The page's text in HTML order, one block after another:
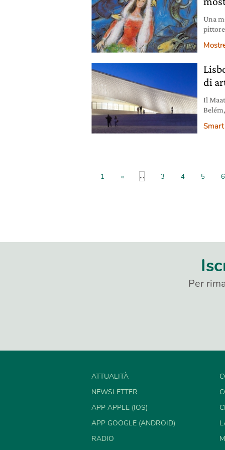
Una
di
Il
della
1 « ... 3 4 5 6
Per
ATTUALITÀ
NEWSLETTER
APP APPLE (IOS)
APP GOOGLE (ANDROID)
RADIO